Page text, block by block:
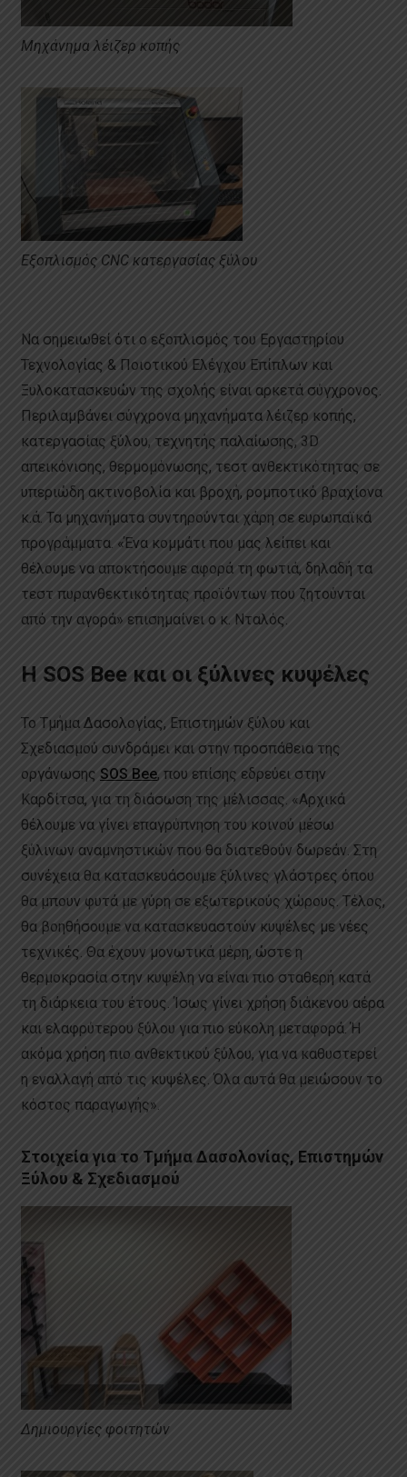
Μηχάνημα λέιζερ κοπής
Εξοπλισμός CNC κατεργασίας ξύλου
Να σημειωθεί ότι ο εξοπλισμός του Εργαστηρίου
Τεχνολογίας & Ποιοτικού Ελέγχου Επίπλων και
Ξυλοκατασκευών της σχολής είναι αρκετά σύγχρονος.
Περιλαμβάνει σύγχρονα μηχανήματα λέιζερ κοπής,
κατεργασίας ξύλου, τεχνητής παλαίωσης, 3D
απεικόνισης, θερμομόνωσης, τεστ ανθεκτικότητας σε
υπεριώδη ακτινοβολία και βροχή, ρομποτικό βραχίονα
κ.ά. Τα μηχανήματα συντηρούνται χάρη σε ευρωπαϊκά
προγράμματα. «Ένα κομμάτι που μας λείπει και
θέλουμε να αποκτήσουμε αφορά τη φωτιά, δηλαδή τα
τεστ πυρανθεκτικότητας προϊόντων που ζητούνται
από την αγορά» επισημαίνει ο κ. Νταλός.
Η SOS Bee και οι ξύλινες κυψέλες
Το Τμήμα Δασολογίας, Επιστημών ξύλου και
Σχεδιασμού συνδράμει και στην προσπάθεια της
οργάνωσης SOS Bee, που επίσης εδρεύει στην
Καρδίτσα, για τη διάσωση της μέλισσας. «Αρχικά
θέλουμε να γίνει επαγρύπνηση του κοινού μέσω
ξύλινων αναμνηστικών που θα διατεθούν δωρεάν. Στη
συνέχεια θα κατασκευάσουμε ξύλινες γλάστρες όπου
θα μπουν φυτά με γύρη σε εξωτερικούς χώρους. Τέλος,
θα βοηθήσουμε να κατασκευαστούν κυψέλες με νέες
τεχνικές. Θα έχουν μονωτικά μέρη, ώστε η
θερμοκρασία στην κυψέλη να είναι πιο σταθερή κατά
τη διάρκεια του έτους. Ίσως γίνει χρήση διάκενου αέρα
και ελαφρύτερου ξύλου για πιο εύκολη μεταφορά. Ή
ακόμα χρήση πιο ανθεκτικού ξύλου, για να καθυστερεί
η εναλλαγή από τις κυψέλες. Όλα αυτά θα μειώσουν το
κόστος παραγωγής».
Στοιχεία για το Τμήμα Δασολονίας, Επιστημών
Ξύλου & Σχεδιασμού
Δημιουργίες φοιτητών